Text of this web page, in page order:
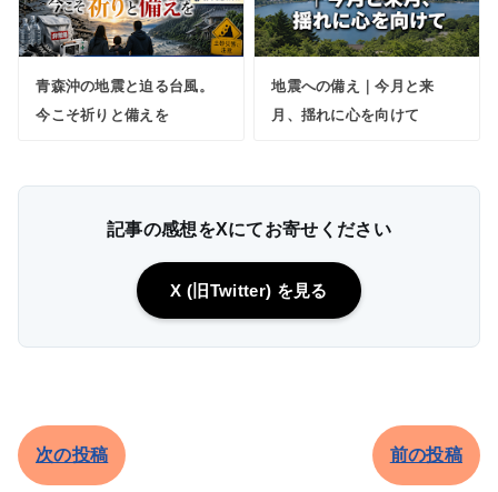
青森沖の地震と迫る台風。
今こそ祈りと備えを
地震への備え｜今月と来
月、揺れに心を向けて
記事の感想をXにてお寄せください
X (旧Twitter) を見る
次の投稿 前の投稿